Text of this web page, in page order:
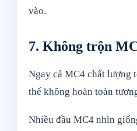
vào.
7. Không trộn
Ngay cả MC4 chất lượng
thể không hoàn toàn
Nhiều đầu MC4 nhìn